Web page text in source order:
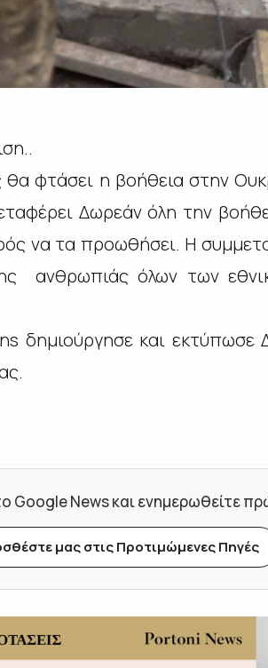
φτάσει η βοήθεια στην
Δωρεάν όλη την
να τα προωθήσει. Η
ανθρωπιάς όλων των
δημιούργησε και
News και ενημερωθείτε
μας στις Προτιμώμενες Πηγές